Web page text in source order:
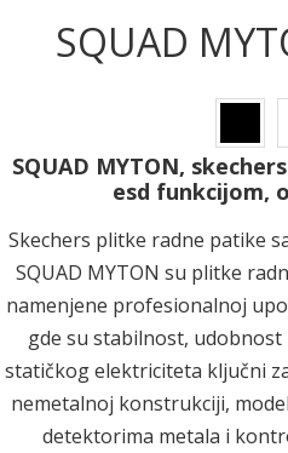
SQUAD
SQUAD MYTON,
esd funkcijom,
Skechers plitke radne patike
SQUAD MYTON su plitke
namenjene profesionalnoj
gde su stabilnost,
statičkog elektriciteta ključni
nemetalnoj konstrukciji,
detektorima metala i